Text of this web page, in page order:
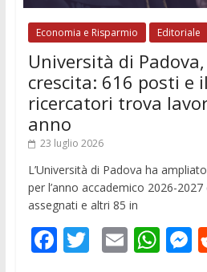
Economia e Risparmio Editoriale
Università di
crescita: 616 posti e
ricercatori trova
anno
23 luglio 2026
L’Università di Padova ha
per l’anno accademico 2026-
assegnati e altri 85 in
F T E W